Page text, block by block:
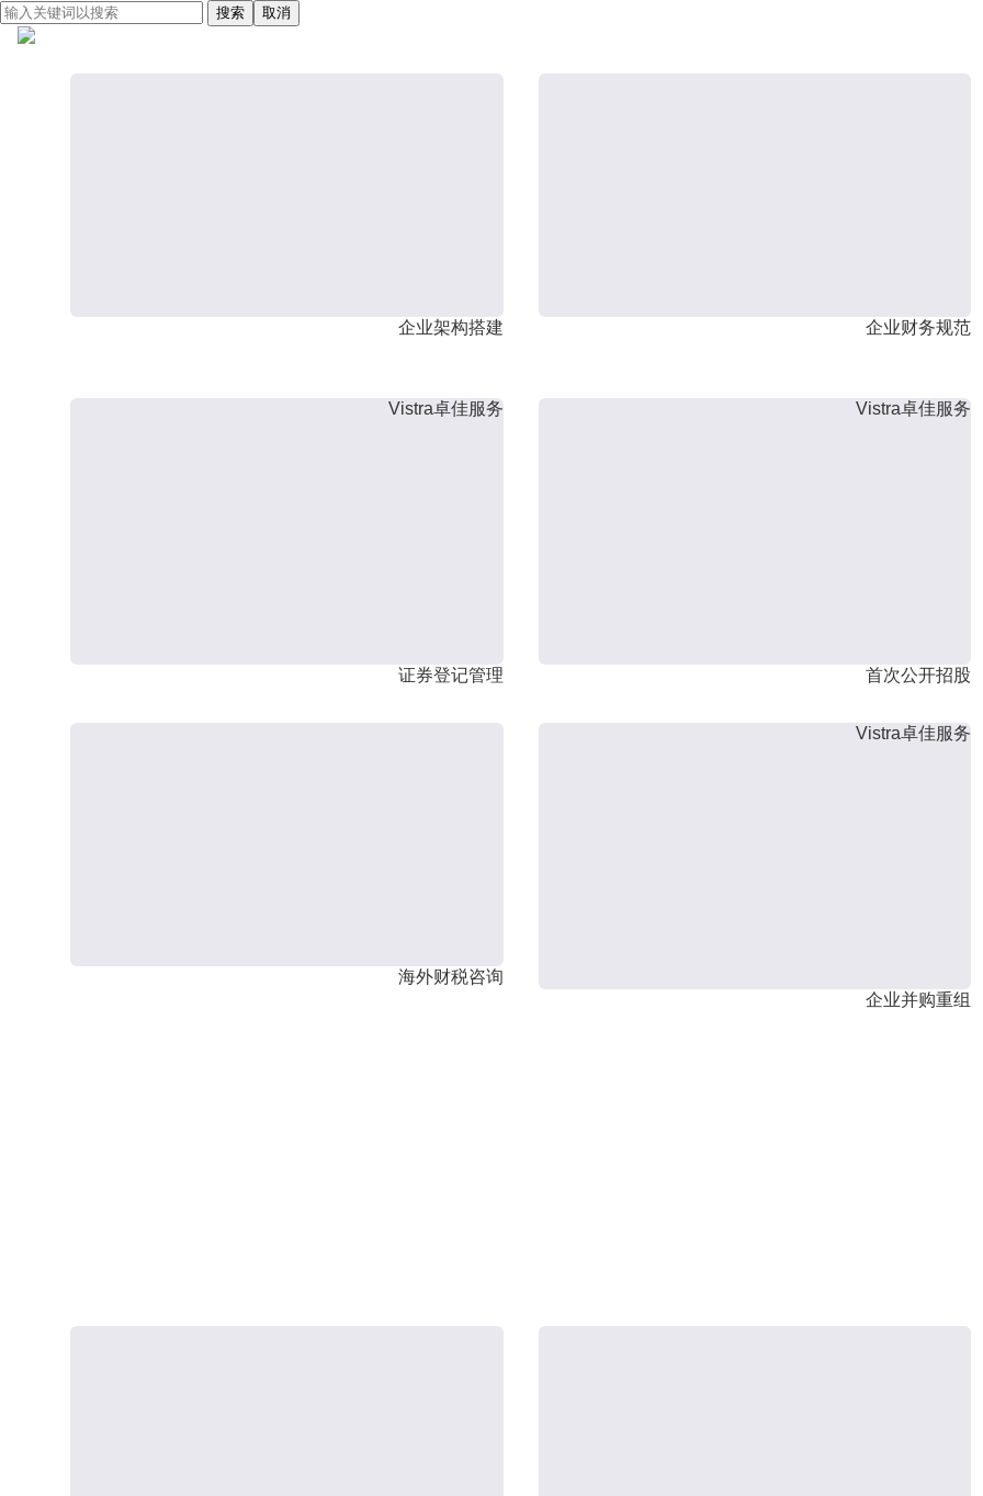
搜索 取消
企业架构搭建 企业财务规范
Vistra卓佳服务
证券登记管理
Vistra卓佳服务
首次公开招股
海外财税咨询
Vistra卓佳服务
企业并购重组